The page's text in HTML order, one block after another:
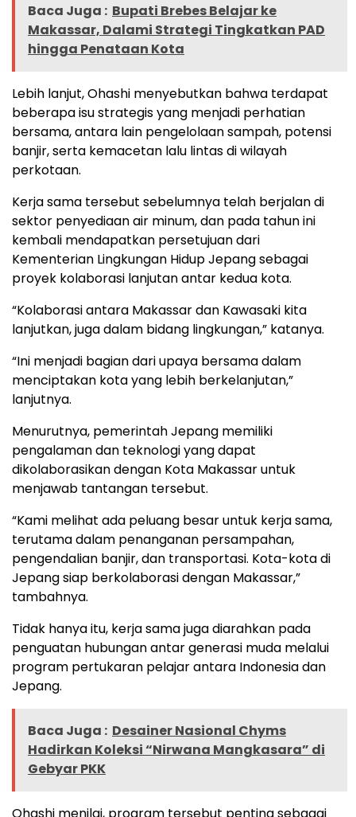
Baca Juga : Bupati Brebes Belajar ke
Makassar, Dalami Strategi Tingkatkan PAD
hingga Penataan Kota
Lebih lanjut, Ohashi menyebutkan bahwa terdapat
beberapa isu strategis yang menjadi perhatian
bersama, antara lain pengelolaan sampah, potensi
banjir, serta kemacetan lalu lintas di wilayah
perkotaan.
Kerja sama tersebut sebelumnya telah berjalan di
sektor penyediaan air minum, dan pada tahun ini
kembali mendapatkan persetujuan dari
Kementerian Lingkungan Hidup Jepang sebagai
proyek kolaborasi lanjutan antar kedua kota.
“Kolaborasi antara Makassar dan Kawasaki kita
lanjutkan, juga dalam bidang lingkungan,” katanya.
“Ini menjadi bagian dari upaya bersama dalam
menciptakan kota yang lebih berkelanjutan,”
lanjutnya.
Menurutnya, pemerintah Jepang memiliki
pengalaman dan teknologi yang dapat
dikolaborasikan dengan Kota Makassar untuk
menjawab tantangan tersebut.
“Kami melihat ada peluang besar untuk kerja sama,
terutama dalam penanganan persampahan,
pengendalian banjir, dan transportasi. Kota-kota di
Jepang siap berkolaborasi dengan Makassar,”
tambahnya.
Tidak hanya itu, kerja sama juga diarahkan pada
penguatan hubungan antar generasi muda melalui
program pertukaran pelajar antara Indonesia dan
Jepang.
Baca Juga : Desainer Nasional Chyms
Hadirkan Koleksi “Nirwana Mangkasara” di
Gebyar PKK
Ohashi menilai, program tersebut penting sebagai